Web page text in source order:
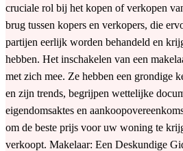
cruciale rol bij het kopen of verkopen
brug tussen kopers en verkopers, die
partijen eerlijk worden behandeld en
hebben. Het inschakelen van een
met zich mee. Ze hebben een grondige
en zijn trends, begrijpen wettelijke
eigendomsaktes en
om de beste prijs voor uw woning te
verkoopt. Makelaar: Een Deskundige